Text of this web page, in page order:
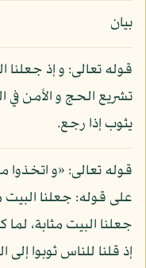
بيان
قوله تعالى: و إذ جعلنا
تشريع الحج و الأمن في
يثوب إذا رجع.
قوله تعالى: «و
على قوله: جعلنا
جعلنا البيت مثابة،
إذ قلنا للناس ثوبوا